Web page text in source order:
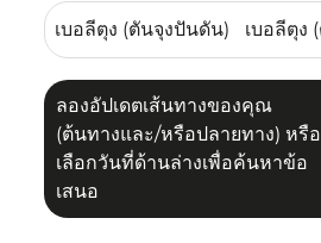
ลองอัปเดตเส้นทางของคุณ
(ต้นทางและ/หรือปลายทาง) หรือ
เลือกวันที่ด้านล่างเพื่อค้นหาข้อ
เสนอ